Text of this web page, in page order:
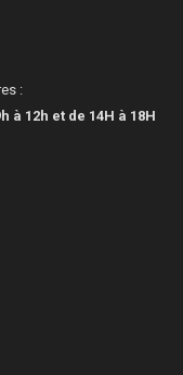
:
à 12h et de 14H à 18H